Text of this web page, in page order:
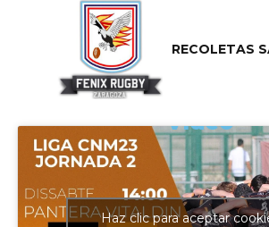
RECOLETAS
Vídeo
Haz clic para aceptar